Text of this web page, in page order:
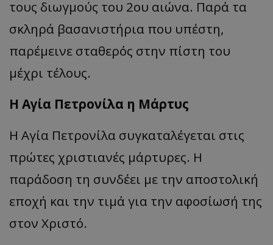
τους διωγμούς του 2ου αιώνα. Παρά τα
σκληρά βασανιστήρια που υπέστη,
παρέμεινε σταθερός στην πίστη του
μέχρι τέλους.
Η Αγία Πετρονίλα η Μάρτυς
Η Αγία Πετρονίλα συγκαταλέγεται στις
πρώτες χριστιανές μάρτυρες. Η
παράδοση τη συνδέει με την αποστολική
εποχή και την τιμά για την αφοσίωσή της
στον Χριστό.